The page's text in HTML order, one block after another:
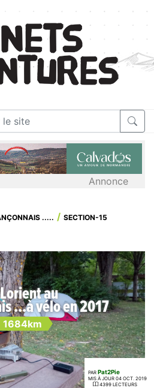
Annonce
.....
SECTION-15
au
...à vélo en 2017
1684km
PAR Pat2Pie
MIS À JOUR 04 OCT. 2019
4399 LECTEURS